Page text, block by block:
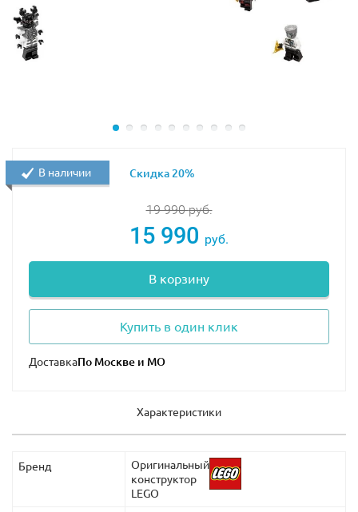
В наборе Лего 76026 Вы найдёте большую фигурку
Гориллы Гродда и 5 минифигурок с оружием и
аксессуарами: Флэш, Чудо-Женщина, Бэтмен, Капитан
19 990руб.
15 990 руб.
В корзину
Купить в один клик
Доставка
В наличии Скидка 20%
Характеристики
Бренд
Оригинальный
конструктор
LEGO